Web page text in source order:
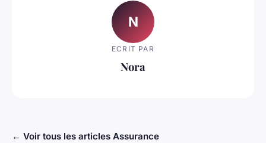
N
ECRIT PAR
Nora
← Voir tous les articles Assurance